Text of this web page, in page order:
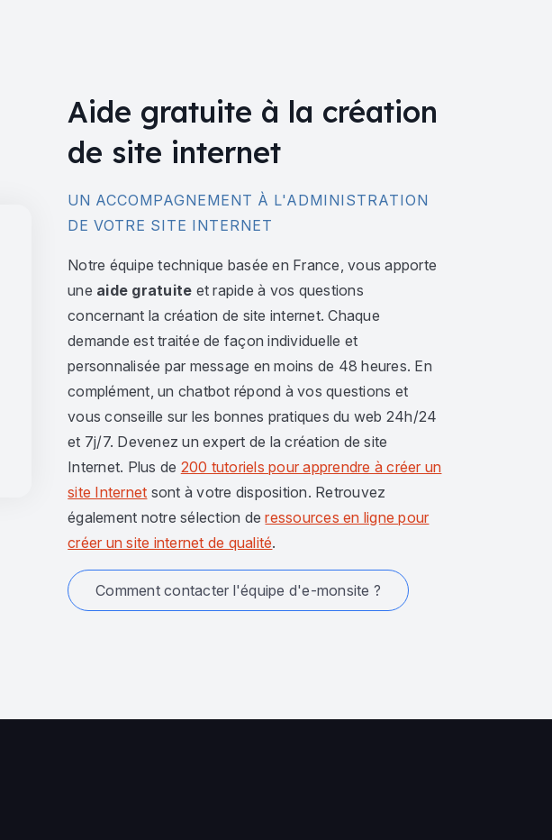
Aide gratuite à la création
de site internet
UN ACCOMPAGNEMENT À L'ADMINISTRATION
DE VOTRE SITE INTERNET
Notre équipe technique basée en France, vous apporte
une aide gratuite et rapide à vos questions
concernant la création de site internet. Chaque
demande est traitée de façon individuelle et
personnalisée par message en moins de 48 heures. En
complément, un chatbot répond à vos questions et
vous conseille sur les bonnes pratiques du web 24h/24
et 7j/7. Devenez un expert de la création de site
Internet. Plus de 200 tutoriels pour apprendre à créer un
site Internet sont à votre disposition. Retrouvez
également notre sélection deressources en ligne pour
créer un site internet de qualité.
Comment contacter l'équipe d'e-monsite ?